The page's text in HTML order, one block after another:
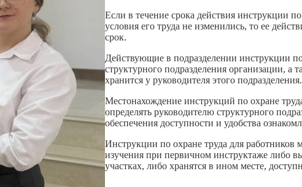
Если в течение срока действия инструкции
условия его труда не изменились, то ее
срок.
Действующие в подразделении инструкции
структурного подразделения организации, а
хранится у руководителя этого подразделения.
Местонахождение инструкций по охране
определять руководителю структурного
обеспечения доступности и удобства
Инструкции по охране труда для
изучения при первичном инструктаже либо
участках, либо хранятся в ином месте,